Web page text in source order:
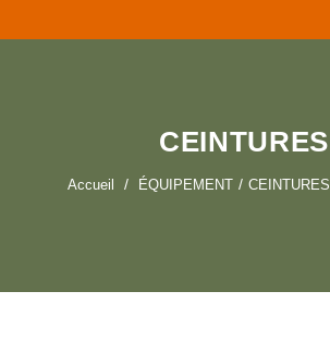
CEINTURES
Accueil ÉQUIPEMENT CEINTURES